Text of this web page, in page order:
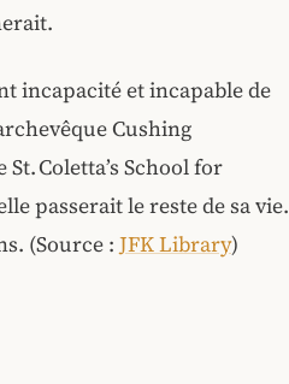
incapacité et incapable de
Cushing
Coletta’s School for
passerait le reste de sa vie.
(Source : JFK Library)